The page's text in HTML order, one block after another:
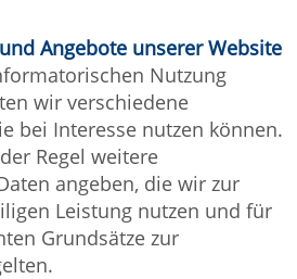
Angebote unserer Website
Nutzung
wir verschiedene
bei Interesse nutzen können.
Regel weitere
angeben, die wir zur
Leistung nutzen und für
Grundsätze zur